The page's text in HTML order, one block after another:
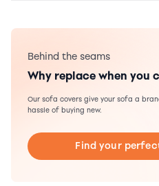
Behind the seams
Why replace when you
Our sofa covers give your sofa a
hassle of buying new.
Find your